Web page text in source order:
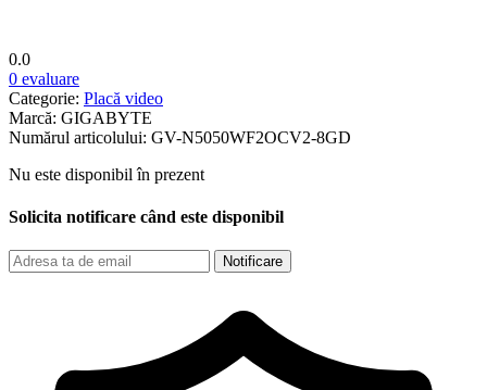
0.0
0 evaluare
Categorie: Placă video
Marcă: GIGABYTE
Numărul articolului: GV-N5050WF2OCV2-8GD
Nu este disponibil în prezent
Solicita notificare când este disponibil
Notificare